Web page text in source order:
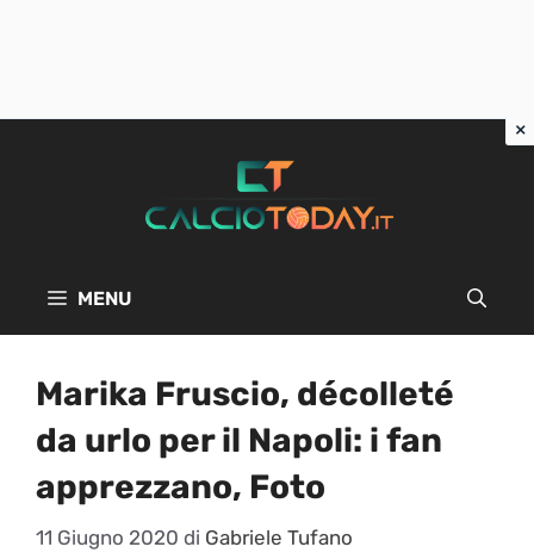
MENU
Marika Fruscio, décolleté
da urlo per il Napoli: i fan
apprezzano, Foto
11 Giugno 2020 di Gabriele Tufano